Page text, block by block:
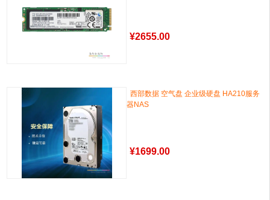
¥2655.00
西部数据 空气盘 企业级硬盘 HA210服务
器NAS
¥1699.00